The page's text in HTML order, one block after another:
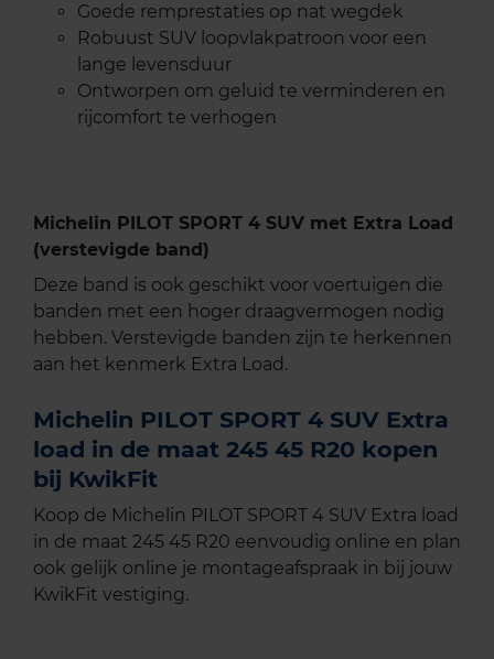
Goede remprestaties op nat wegdek
Robuust SUV loopvlakpatroon voor een
lange levensduur
Ontworpen om geluid te verminderen en
rijcomfort te verhogen
Michelin PILOT SPORT 4 SUV met Extra Load
(verstevigde band)
Deze band is ook geschikt voor voertuigen die
banden met een hoger draagvermogen nodig
hebben. Verstevigde banden zijn te herkennen
aan het kenmerk Extra Load.
Michelin PILOT SPORT 4 SUV Extra
load in de maat 245 45 R20 kopen
bij KwikFit
Koop de Michelin PILOT SPORT 4 SUV Extra load
in de maat 245 45 R20 eenvoudig online en plan
ook gelijk online je montageafspraak in bij jouw
KwikFit vestiging.